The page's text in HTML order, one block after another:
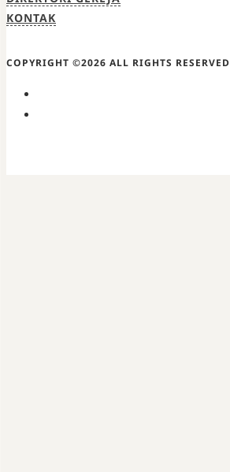
KONTAK
COPYRIGHT ©2026 ALL RIGHTS RESERVED